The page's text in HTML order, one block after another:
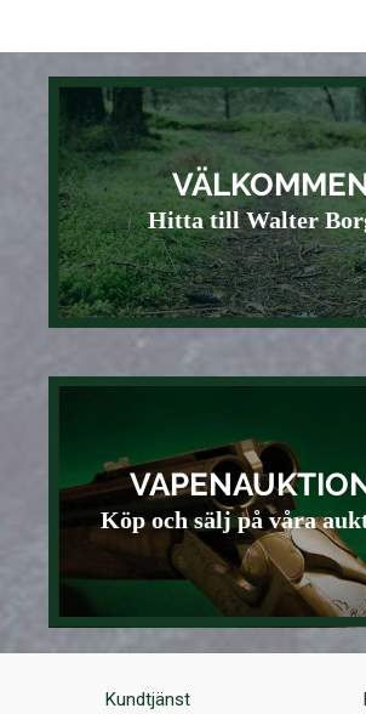
Hitta till Walter
Köp och sälj på våra
Kundtjänst